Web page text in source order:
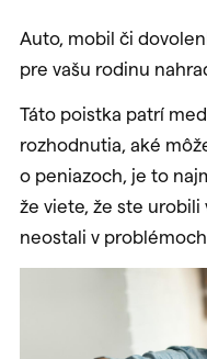
Auto, mobil či
pre vašu rodinu
Táto poistka patrí
rozhodnutia, aké
o peniazoch, je to
že viete, že ste urobili
neostali v